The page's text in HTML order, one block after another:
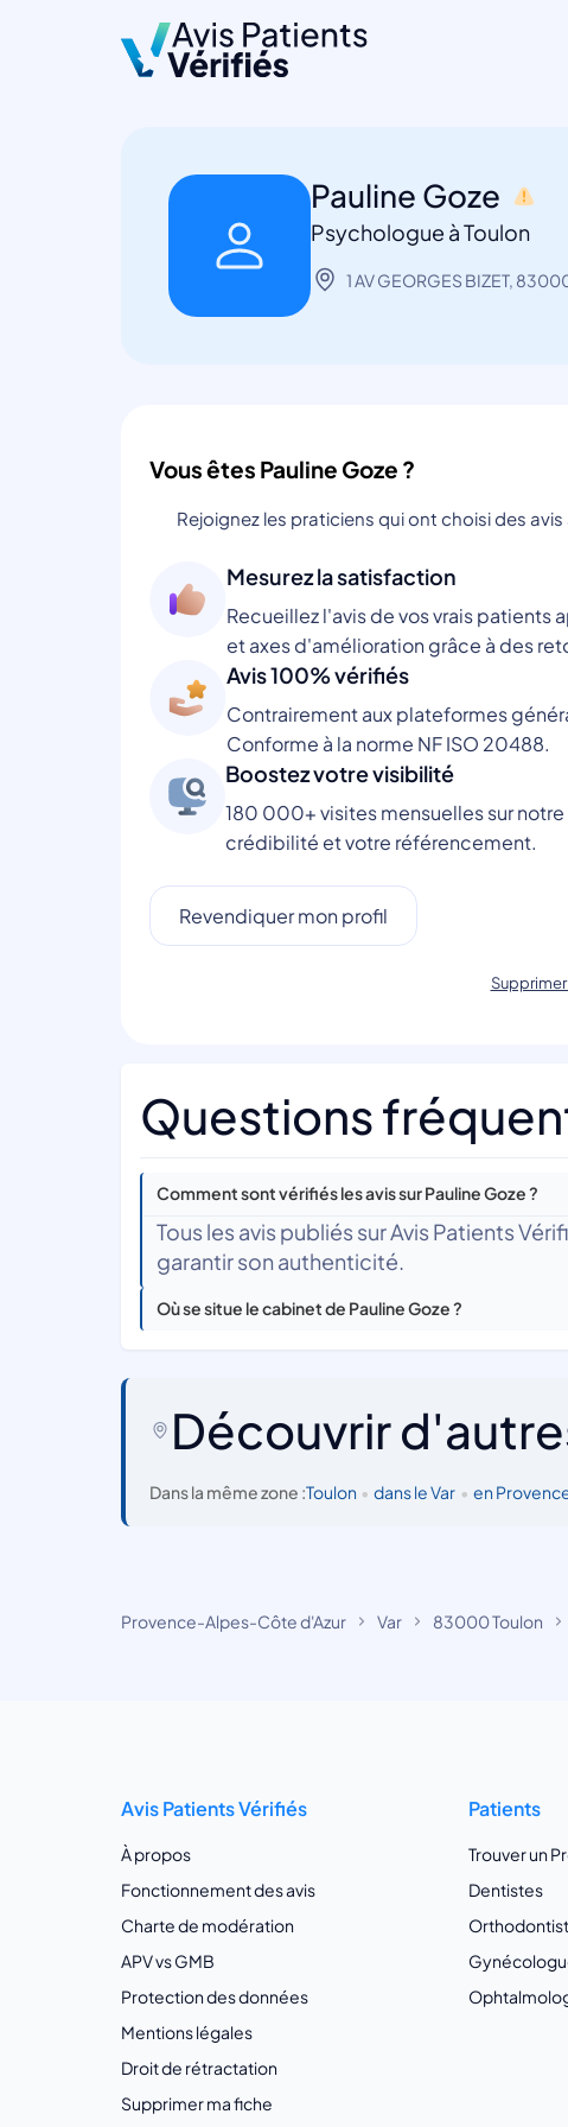
Pauline Goze
Psychologue à Toulon
1 AV GEORGES BIZET,
Vous êtes Pauline Goze ?
Rejoignez les praticiens qui ont choisi des
Mesurez la satisfaction
Recueillez l'avis de vos vrais patients
et axes d'amélioration grâce à des
Avis 100% vérifiés
Contrairement aux plateformes
Conforme à la norme NF ISO 20488.
Boostez votre visibilité
180 000+ visites mensuelles sur
crédibilité et votre référencement.
Revendiquer mon profil
Questions
Comment sont vérifiés les avis sur Pauline Goze ?
Tous les avis publiés sur Avis Patients
garantir son authenticité.
Où se situe le cabinet de Pauline Goze ?
Découvrir
Dans la même zone :Toulon • dans le Var • en
Provence-Alpes-Côte d'Azur Var 83000 Toulon
Avis Patients Vérifiés
À propos
Fonctionnement des avis
Charte de modération
APV vs GMB
Protection des données
Mentions légales
Droit de rétractation
Supprimer ma fiche
Patients
Trouver un
Dentistes